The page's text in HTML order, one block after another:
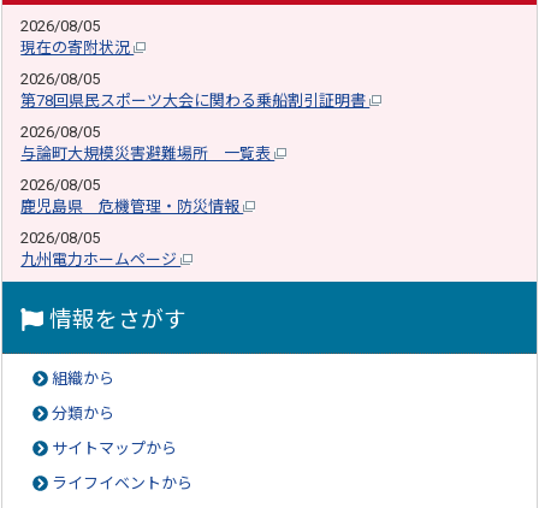
2026/08/05
現在の寄附状況
2026/08/05
第78回県民スポーツ大会に関わる乗船割引証明書
2026/08/05
与論町大規模災害避難場所 一覧表
2026/08/05
鹿児島県 危機管理・防災情報
2026/08/05
九州電力ホームページ
情報をさがす
組織から
分類から
サイトマップから
ライフイベントから